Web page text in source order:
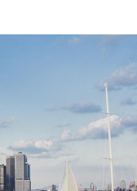
の貢献
略の策定方法
発明を創出する方法